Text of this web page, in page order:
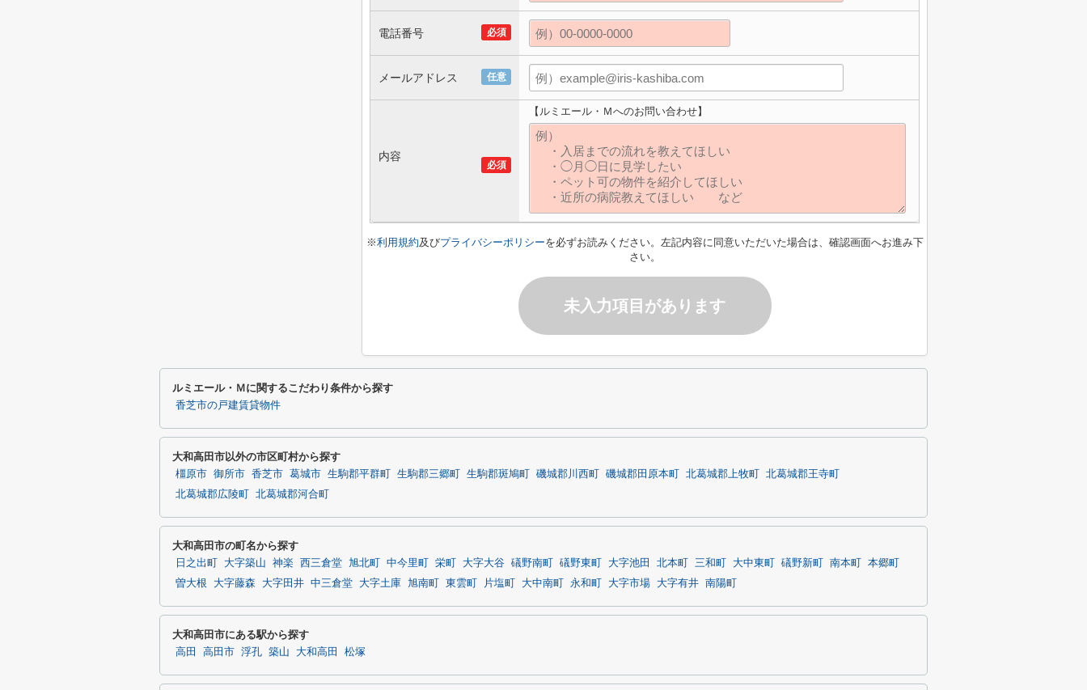
必須
電話番号
任意
メールアドレス
必須
内容
【ルミエール・Ｍへのお問い合わせ】
※利用規約及びプライバシーポリシーを必ずお読みください。左記内容に同意いただいた場合は、確認画面へお進み下
さい。
未入力項目があります
ルミエール・Ｍに関するこだわり条件から探す
香芝市の戸建賃貸物件
大和高田市以外の市区町村から探す
橿原市 御所市 香芝市 葛城市 生駒郡平群町 生駒郡三郷町 生駒郡斑鳩町 磯城郡川西町 磯城郡田原本町 北葛城郡上牧町
北葛城郡王寺町
北葛城郡広陵町
北葛城郡河合町
大和高田市の町名から探す
日之出町 大字築山 神楽 西三倉堂 旭北町 中今里町 栄町 大字大谷 礒野南町 礒野東町 大字池田 北本町 三和町 大中東町 礒野新町 南本町
本郷町
曽大根
大字藤森 大字田井 中三倉堂 大字土庫 旭南町 東雲町 片塩町 大中南町 永和町 大字市場 大字有井 南陽町
大和高田市にある駅から探す
高田 高田市 浮孔 築山 大和高田 松塚